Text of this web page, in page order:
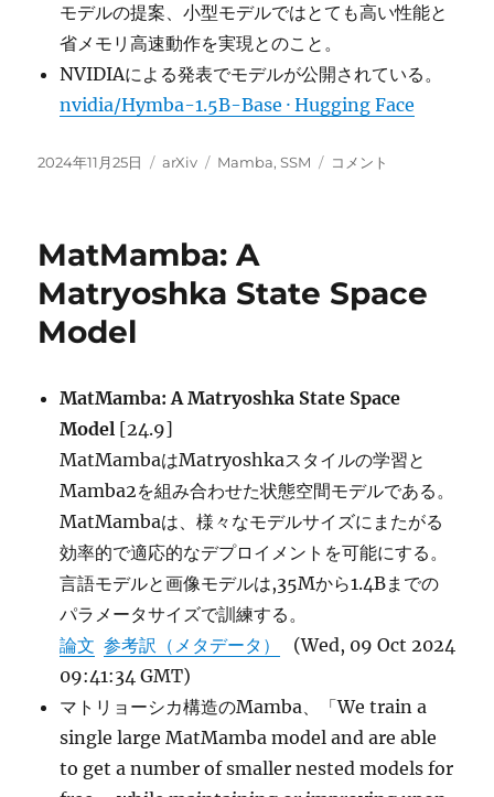
モデルの提案、小型モデルではとても高い性能と
省メモリ高速動作を実現とのこと。
NVIDIAによる発表でモデルが公開されている。
nvidia/Hymba-1.5B-Base · Hugging Face
投
2024年11月25日
カ
ー
arXiv
タ
Mamba,SSM
Hymba:
Small
コメント
MatMamba: A
Matryoshka State Space
Model
MatMamba: A Matryoshka State Space
Model [24.9]
MatMambaはMatryoshkaスタイルの学習と
Mamba2を組み合わせた状態空間モデルである。
MatMambaは、様々なモデルサイズにまたがる
効率的で適応的なデプロイメントを可能にする。
言語モデルと画像モデルは,35Mから1.4Bまでの
パラメータサイズで訓練する。
論文 参考訳（メタデータ）
(Wed, 09 Oct 2024
09:41:34 GMT)
マトリョーシカ構造のMamba、「We train a
single large MatMamba model and are able
to get a number of smaller nested models for